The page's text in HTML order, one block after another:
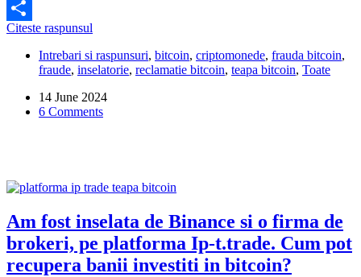
Facebook
Share
Citeste raspunsul
Wallet
este
inselaciune?
Intrebari si raspunsuri, bitcoin, criptomonede, frauda bitcoin,
fraude, inselatorie, reclamatie bitcoin, teapa bitcoin, Toate
14 June 2024
6 Comments
Am fost inselata de Binance si o firma de
brokeri, pe platforma Ip-t.trade. Cum pot
recupera banii investiti in bitcoin?